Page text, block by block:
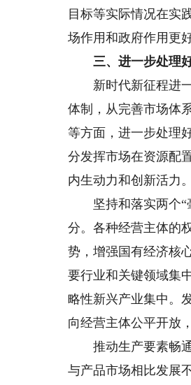
目标等实际情况在实
场作用和政府作用更
三、进一步处理好
新时代新征程进一
体制，从完善市场体
等方面，进一步处理
分发挥市场在资源配
内生动力和创新活力。
坚持和落实两个“毫
分。各种经营主体的
势，增强国有经济核
要行业和关键领域集
略性新兴产业集中。
向经营主体公平开放
推动生产要素畅通
与产品市场相比发展